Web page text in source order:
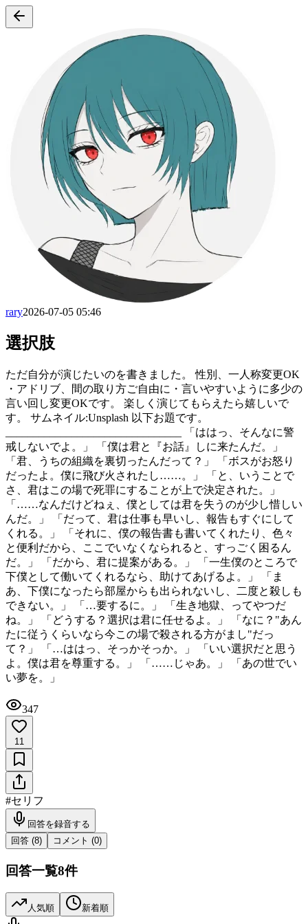
rary2026-07-05 05:46
選択肢
ただ自分が演じたいのを書きました。 性別、一人称変更OK
・アドリブ、間の取り方ご自由に・言いやすいように多少の
言い回し変更OKです。 楽しく演じてもらえたら嬉しいで
す。 サムネイル:Unsplash 以下お題です。
________________________________ 「ははっ、そんなに警
戒しないでよ。」 「僕は君と『お話』しに来たんだ。」
「君、うちの組織を裏切ったんだって？」 「ボスがお怒り
だったよ。僕に飛び火されたし……。」 「と、いうことで
さ、君はこの場で死罪にすることが上で決定された。」
「……なんだけどねぇ、僕としては君を失うのが少し惜しい
んだ。」 「だって、君は仕事も早いし、報告もすぐにして
くれる。」 「それに、僕の報告書も書いてくれたり、色々
と便利だから、ここでいなくなられると、すっごく困るん
だ。」 「だから、君に提案がある。」 「一生僕のところで
下僕として働いてくれるなら、助けてあげるよ。」 「ま
あ、下僕になったら部屋からも出られないし、二度と殺しも
できない。」 「…要するに。」 「生き地獄、ってやつだ
ね。」 「どうする？選択は君に任せるよ。」 「なに？"あん
たに従うくらいなら今この場で殺される方がまし"だっ
て？」 「…ははっ、そっかそっか。」 「いい選択だと思う
よ。僕は君を尊重する。」 「……じゃあ。」 「あの世でい
い夢を。」
347
11
#セリフ
回答を録音する
回答 (8) コメント (0)
回答一覧8件
人気順 新着順